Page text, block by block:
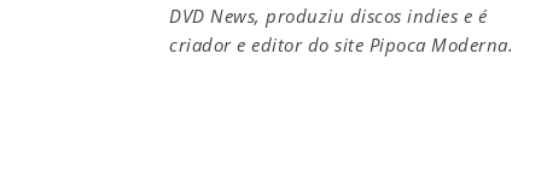
DVD News, produziu discos indies e é
criador e editor do site Pipoca Moderna.